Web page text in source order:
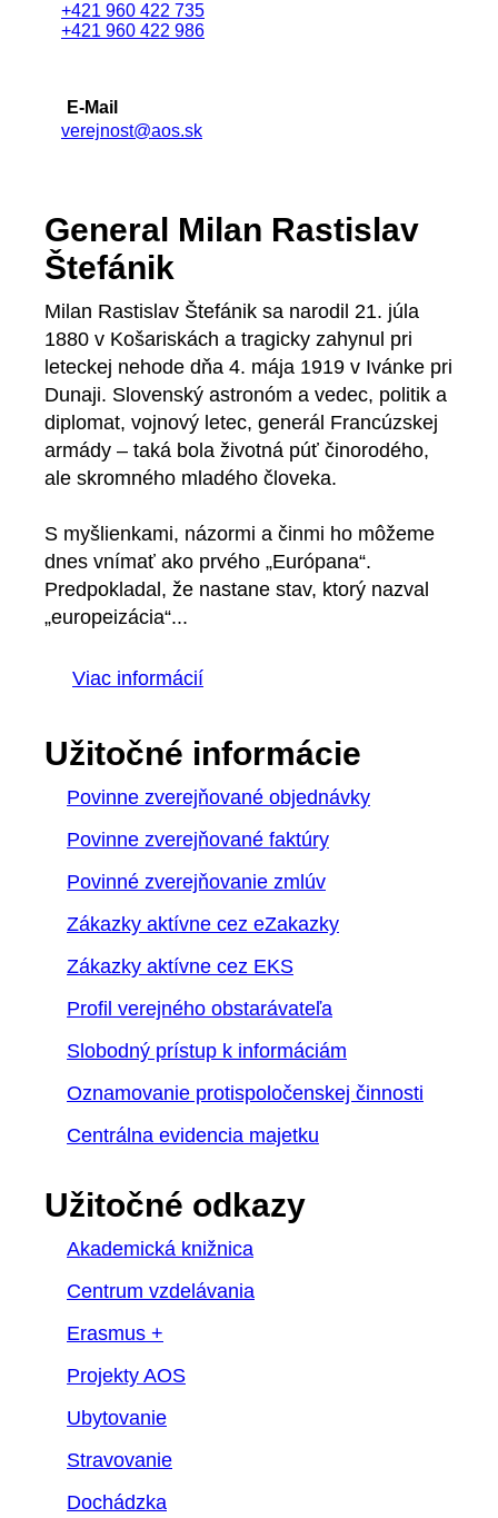
+421 960 422 735
+421 960 422 986
E-Mail
verejnost@aos.sk
General Milan Rastislav
Štefánik
Milan Rastislav Štefánik sa narodil 21. júla
1880 v Košariskách a tragicky zahynul pri
leteckej nehode dňa 4. mája 1919 v Ivánke pri
Dunaji. Slovenský astronóm a vedec, politik a
diplomat, vojnový letec, generál Francúzskej
armády – taká bola životná púť činorodého,
ale skromného mladého človeka.
S myšlienkami, názormi a činmi ho môžeme
dnes vnímať ako prvého „Európana“.
Predpokladal, že nastane stav, ktorý nazval
„europeizácia“...
Viac informácií
Užitočné informácie
Povinne zverejňované objednávky
Povinne zverejňované faktúry
Povinné zverejňovanie zmlúv
Zákazky aktívne cez eZakazky
Zákazky aktívne cez EKS
Profil verejného obstarávateľa
Slobodný prístup k informáciám
Oznamovanie protispoločenskej činnosti
Centrálna evidencia majetku
Užitočné odkazy
Akademická knižnica
Centrum vzdelávania
Erasmus +
Projekty AOS
Ubytovanie
Stravovanie
Dochádzka